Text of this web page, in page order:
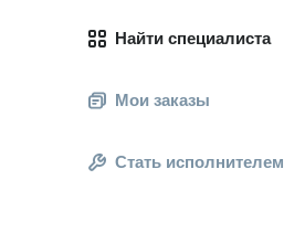
Найти специалиста
Мои заказы
Стать исполнителем